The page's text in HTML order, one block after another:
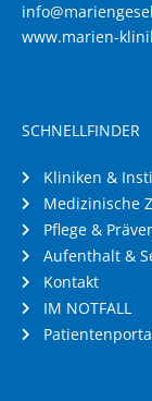
www.marien-
SCHNELLFINDER
Kliniken &
Medizinische
Pflege &
Aufenthalt &
Kontakt
IM NOTFALL